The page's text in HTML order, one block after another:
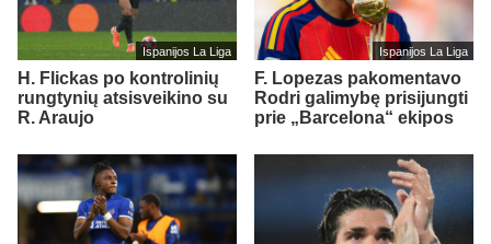
Ispanijos La Liga
H. Flickas po kontrolinių
rungtynių atsisveikino su
R. Araujo
Ispanijos La Liga
F. Lopezas pakomentavo
Rodri galimybę prisijungti
prie „Barcelona“ ekipos